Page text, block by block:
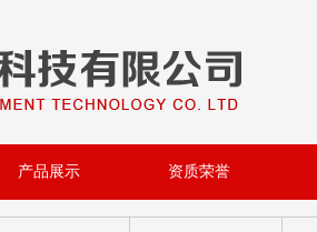
产品展示 资质荣誉